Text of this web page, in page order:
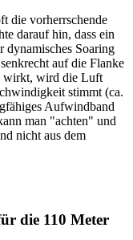
die vorherrschende
darauf hin, dass ein
dynamisches Soaring
auf die Flanke
wirkt, wird die Luft
stimmt (ca.
Aufwindband
man "achten" und
nicht aus dem
die 110 Meter